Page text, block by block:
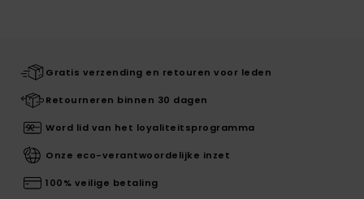
Gratis verzending en retouren voor leden
Retourneren binnen 30 dagen
Word lid van het loyaliteitsprogramma
Onze eco-verantwoordelijke inzet
100% veilige betaling